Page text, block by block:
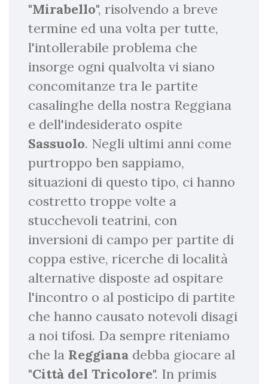
"Mirabello", risolvendo a breve
termine ed una volta per tutte,
l'intollerabile problema che
insorge ogni qualvolta vi siano
concomitanze tra le partite
casalinghe della nostra Reggiana
e dell'indesiderato ospite
Sassuolo. Negli ultimi anni come
purtroppo ben sappiamo,
situazioni di questo tipo, ci hanno
costretto troppe volte a
stucchevoli teatrini, con
inversioni di campo per partite di
coppa estive, ricerche di località
alternative disposte ad ospitare
l'incontro o al posticipo di partite
che hanno causato notevoli disagi
a noi tifosi. Da sempre riteniamo
che la Reggiana debba giocare al
"Città del Tricolore". In primis